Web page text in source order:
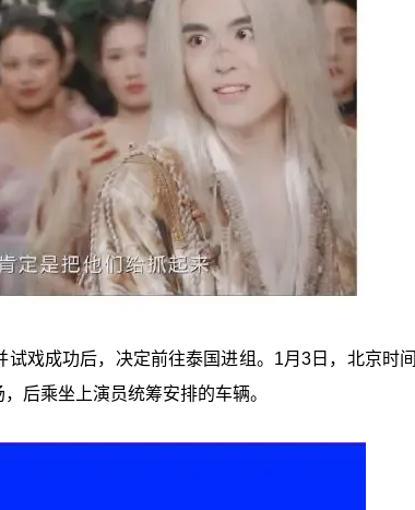
戏成功后，决定前往泰国进组。1月3日，北京时
后乘坐上演员统筹安排的车辆。